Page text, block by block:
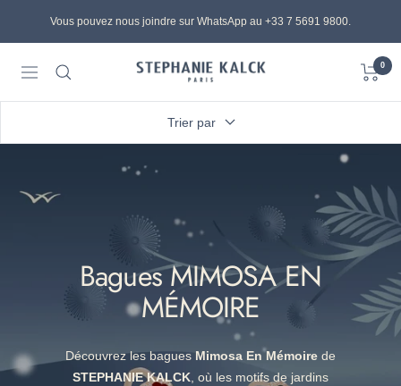
Vous pouvez nous joindre sur WhatsApp au +33 7 5691 9800.
Navigation
STEPHANIE
0
Trier par
Bagues MIMOSA EN
MÉMOIRE
Découvrez les bagues Mimosa En Mémoire de
STEPHANIE KALCK , où les motifs de jardins